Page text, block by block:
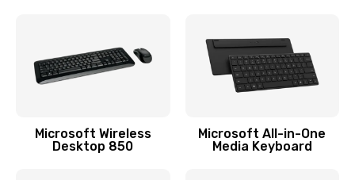
Ремонт разъема питания
990 руб.
Ремонт Wi-Fi модуля
Microsoft Wireless
Desktop 850
Microsoft All-in-One
Media Keyboard